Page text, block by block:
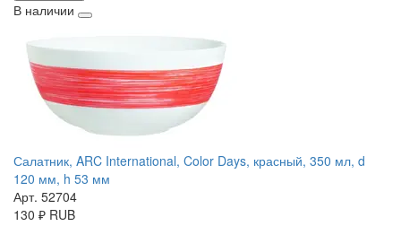
В наличии
Салатник, ARC International, Color Days, красный, 350 мл, d
120 мм, h 53 мм
Арт. 52704
130 ₽ RUB